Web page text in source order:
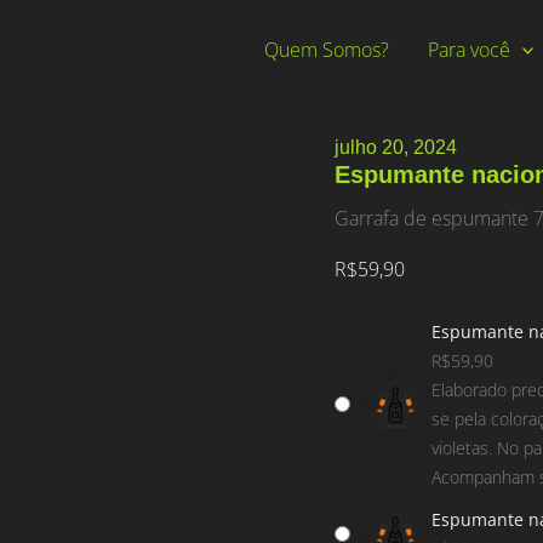
Quem Somos? Para você
julho 20, 2024
Espumante
Garrafa de espumante
R$59,90
Espumante
R$59,90
Elaborado
se pela
violetas. No
Acompanham
Espumante